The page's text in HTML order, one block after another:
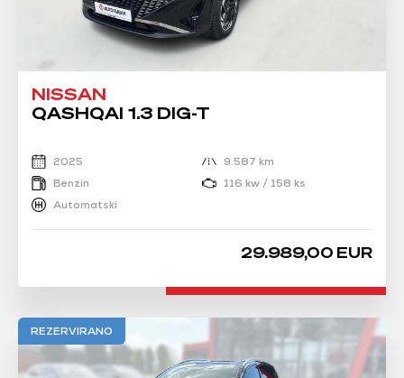
NISSAN
QASHQAI 1.3 DIG-T
2025
9.587 km
Benzin
116 kw / 158 ks
Automatski
29.989,00 EUR
REZERVIRANO